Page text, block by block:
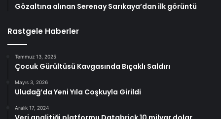
Gözaltına alınan Serenay Sarıkaya’dan ilk görüntü
Rastgele Haberler
Temmuz 13, 2025
Çocuk Gürültüsü Kavgasında Bıçaklı Saldırı
Mayıs 3, 2026
Uludağ’da Yeni Yıla Coşkuyla Girildi
Aralık 17, 2024